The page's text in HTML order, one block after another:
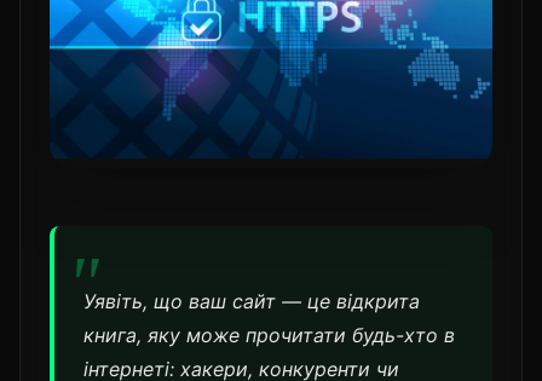
Уявіть, що ваш сайт — це відкрита
книга, яку може прочитати будь-хто в
інтернеті: хакери, конкуренти чи